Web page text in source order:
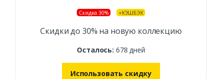
Скидка 30% +КЭШБЭК
Скидки до 30% на новую коллекцию
Осталось: 678 дней
Использовать скидку